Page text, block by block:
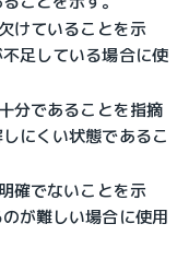
けていることを示
足している場合に使
分であることを指摘
にくい状態であるこ
確でないことを示
が難しい場合に使用